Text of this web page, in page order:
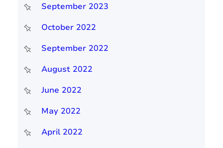
September 2023
October 2022
September 2022
August 2022
June 2022
May 2022
April 2022